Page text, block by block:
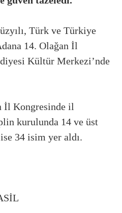
Türk ve Türkiye
14. Olağan İl
Kültür Merkezi’nde
İl Kongresinde il
kurulunda 14 ve üst
34 isim yer aldı.